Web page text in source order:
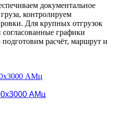
документальное
контролируем
Для крупных отгрузок
графики
расчёт, маршрут и
АМц